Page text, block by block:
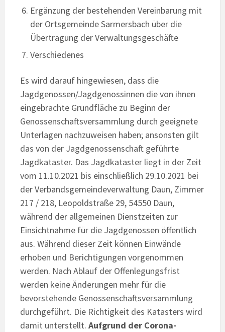
Ergänzung der bestehenden Vereinbarung mit
der Ortsgemeinde Sarmersbach über die
Übertragung der Verwaltungsgeschäfte
Verschiedenes
Es wird darauf hingewiesen, dass die
Jagdgenossen/Jagdgenossinnen die von ihnen
eingebrachte Grundfläche zu Beginn der
Genossenschaftsversammlung durch geeignete
Unterlagen nachzuweisen haben; ansonsten gilt
das von der Jagdgenossenschaft geführte
Jagdkataster. Das Jagdkataster liegt in der Zeit
vom 11.10.2021 bis einschließlich 29.10.2021 bei
der Verbandsgemeindeverwaltung Daun, Zimmer
217 / 218, Leopoldstraße 29, 54550 Daun,
während der allgemeinen Dienstzeiten zur
Einsichtnahme für die Jagdgenossen öffentlich
aus. Während dieser Zeit können Einwände
erhoben und Berichtigungen vorgenommen
werden. Nach Ablauf der Offenlegungsfrist
werden keine Änderungen mehr für die
bevorstehende Genossenschaftsversammlung
durchgeführt. Die Richtigkeit des Katasters wird
damit unterstellt. Aufgrund der Corona-